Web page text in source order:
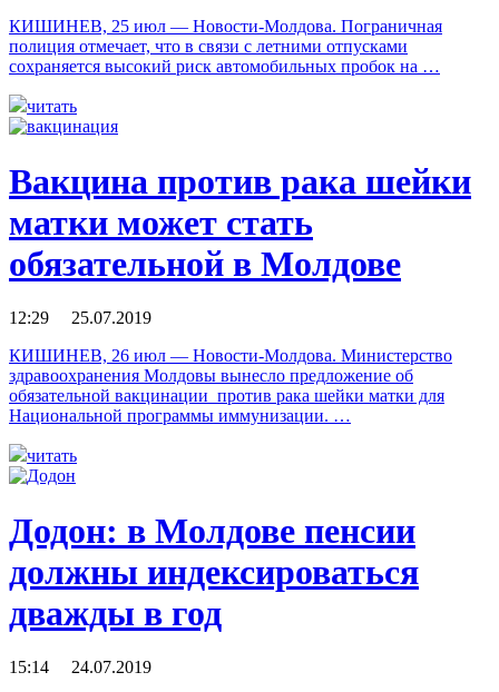
КИШИНЕВ, 25 июл — Новости-Молдова. Пограничная
полиция отмечает, что в связи с летними отпусками
сохраняется высокий риск автомобильных пробок на …
читать
Вакцина против рака шейки
матки может стать
обязательной в Молдове
12:29 25.07.2019
КИШИНЕВ, 26 июл — Новости-Молдова. Министерство
здравоохранения Молдовы вынесло предложение об
обязательной вакцинации против рака шейки матки для
Национальной программы иммунизации. …
читать
Додон: в Молдове пенсии
должны индексироваться
дважды в год
15:14 24.07.2019